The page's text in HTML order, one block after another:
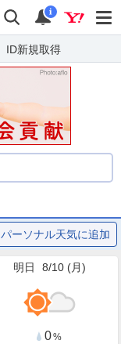
検索 通知
i
ID新規取得
パーソナル天気に追加
明日 8/10 (月)
0%